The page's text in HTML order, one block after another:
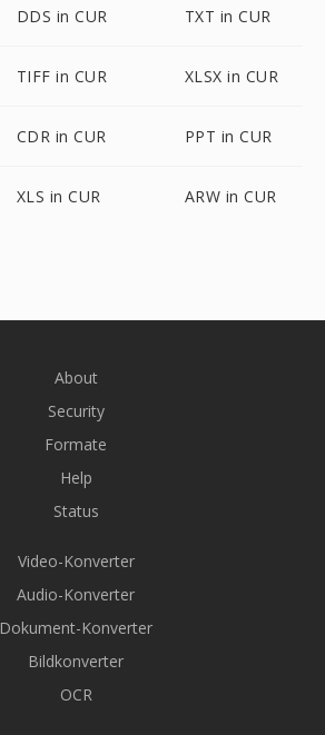
DDS in CUR TXT in CUR
TIFF in CUR XLSX in CUR
CDR in CUR PPT in CUR
XLS in CUR ARW in CUR
About
Security
Formate
Help
Status
Video-Konverter
Audio-Konverter
Dokument-Konverter
Bildkonverter
OCR